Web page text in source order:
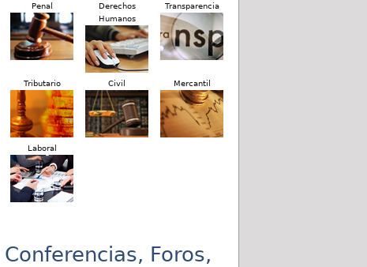
Penal
Derechos
Humanos
Transparencia
Tributario Civil Mercantil
Laboral
Conferencias, Foros,